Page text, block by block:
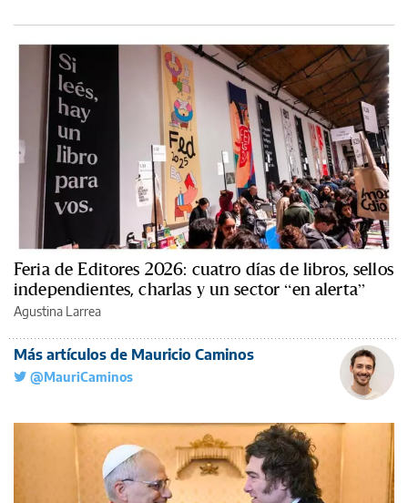
Feria de Editores 2026: cuatro días de libros, sellos
independientes, charlas y un sector “en alerta”
Agustina Larrea
Más artículos de Mauricio Caminos
@MauriCaminos